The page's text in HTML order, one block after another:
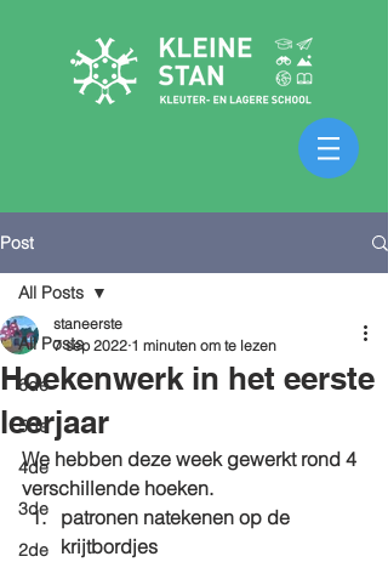
Post
All Posts
6de
5de
4de
3de
2de
All Posts
Hoekenwerk in het eerste
leerjaar
staneerste
7 sep 2022 1 minuten om te lezen
We hebben deze week gewerkt rond 4
verschillende hoeken.
patronen natekenen op de
krijtbordjes